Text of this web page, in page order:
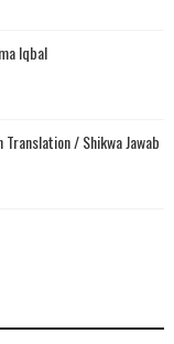
Iqbal
/ Shikwa Jawab